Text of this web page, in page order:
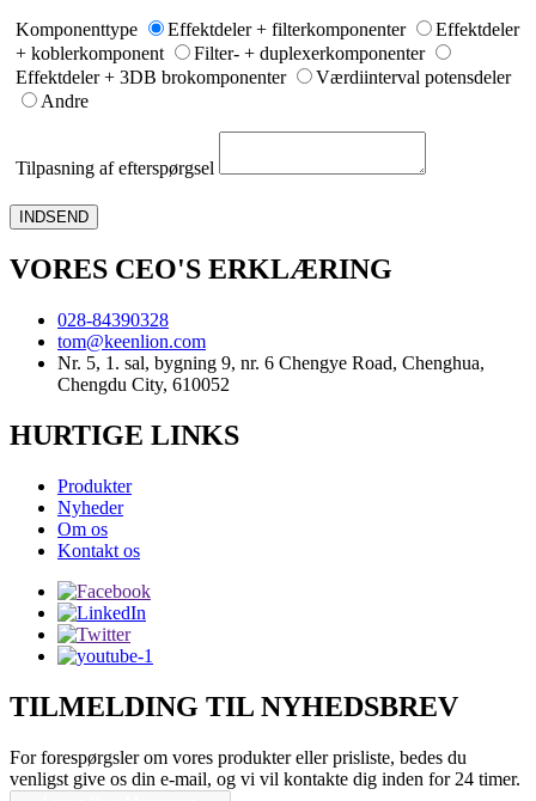
Komponenttype Effektdeler + filterkomponenter
Effektdeler
+ koblerkomponent
Filter- + duplexerkomponenter
Effektdeler + 3DB brokomponenter
Værdiinterval potensdeler
Andre
Tilpasning af efterspørgsel
INDSEND
VORES CEO'S ERKLÆRING
028-84390328
tom@keenlion.com
Nr. 5, 1. sal, bygning 9, nr. 6 Chengye Road, Chenghua,
Chengdu City, 610052
HURTIGE LINKS
Produkter
Nyheder
Om os
Kontakt os
TILMELDING TIL NYHEDSBREV
For forespørgsler om vores produkter eller prisliste, bedes du
venligst give os din e-mail, og vi vil kontakte dig inden for 24 timer.